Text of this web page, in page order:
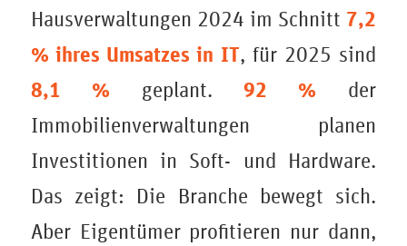
Hausverwaltungen 2024 im Schnitt 7,2
% ihres Umsatzes in IT, für 2025 sind
8,1 % geplant.92 % der
Immobilienverwaltungen planen
Investitionen in Soft- und Hardware.
Das zeigt: Die Branche bewegt sich.
Aber Eigentümer profitieren nur dann,